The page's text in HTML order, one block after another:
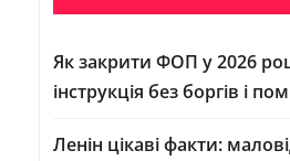
Як закрити ФОП у 2026
інструкція без боргів і
Ленін цікаві факти: